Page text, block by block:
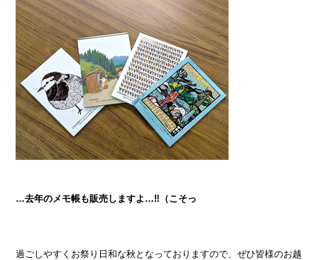
…去年のメモ帳も販売しますよ…‼（こそっ
過ごしやすくお祭り日和な秋となっておりますので、ぜひ皆様のお越